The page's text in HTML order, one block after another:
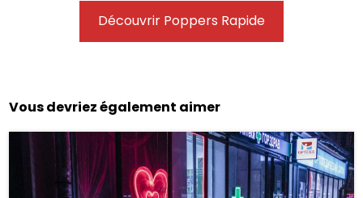
Découvrir Poppers Rapide
Vous devriez également aimer